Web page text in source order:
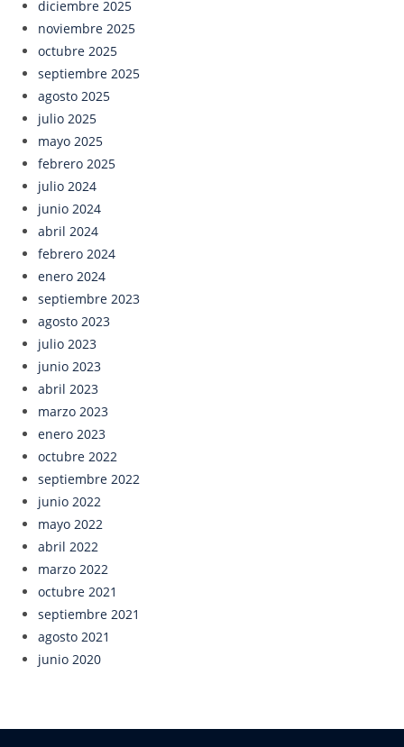
diciembre 2025
noviembre 2025
octubre 2025
septiembre 2025
agosto 2025
julio 2025
mayo 2025
febrero 2025
julio 2024
junio 2024
abril 2024
febrero 2024
enero 2024
septiembre 2023
agosto 2023
julio 2023
junio 2023
abril 2023
marzo 2023
enero 2023
octubre 2022
septiembre 2022
junio 2022
mayo 2022
abril 2022
marzo 2022
octubre 2021
septiembre 2021
agosto 2021
junio 2020